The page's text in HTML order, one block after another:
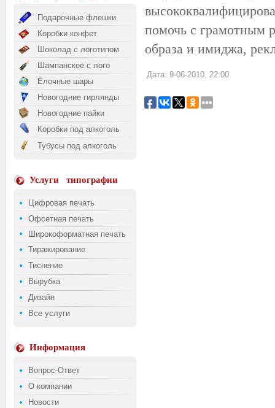
Подарочные флешки
Коробки конфет
Шоколад с логотипом
Шампанское с лого
Ёлочные шары
Новогодние гирлянды
Новогодние пайки
Коробки под алкоголь
Тубусы под алкоголь
Услуги типографии
Цифровая печать
Офсетная печать
Широкоформатная печать
Тиражирование
Тиснение
Вырубка
Дизайн
Все услуги
Информация
Вопрос-Ответ
О компании
Новости
помочь с грамотным
образа и имиджа,
Дата: 9-06-2010, 22:00